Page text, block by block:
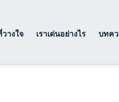
างใจ เราเด่นอย่างไร บทค